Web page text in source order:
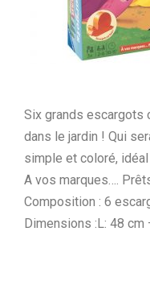
Six grands escargots
dans le jardin ! Qui
simple et coloré,
A vos marques….
Composition : 6
Dimensions :L: 48 cm